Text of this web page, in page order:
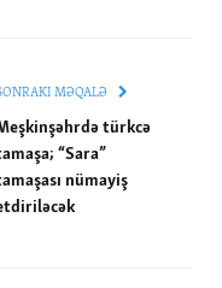
MƏQALƏ
türkcə
“Sara”
nümayiş